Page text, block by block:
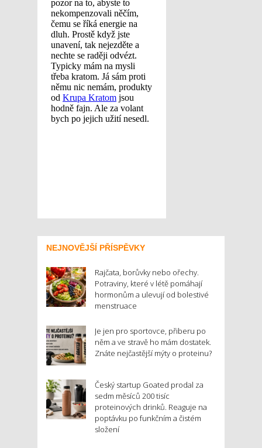
NEJNOVĚJŠÍ PŘÍSPĚVKY
Rajčata, borůvky nebo ořechy.
Potraviny, které v létě pomáhají
hormonům a ulevují od bolestivé
menstruace
Je jen pro sportovce, přiberu po
něm a ve stravě ho mám dostatek.
Znáte nejčastější mýty o proteinu?
Český startup Goated prodal za
sedm měsíců 200 tisíc
proteinových drinků. Reaguje na
poptávku po funkčním a čistém
složení